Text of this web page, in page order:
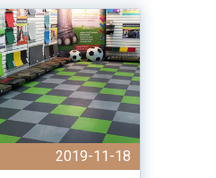
2019-11-18